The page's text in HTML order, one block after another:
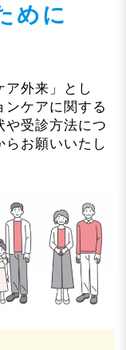
o
n
めに
ア外来」とし
ンケアに関する
や受診方法につ
らお願いいたし